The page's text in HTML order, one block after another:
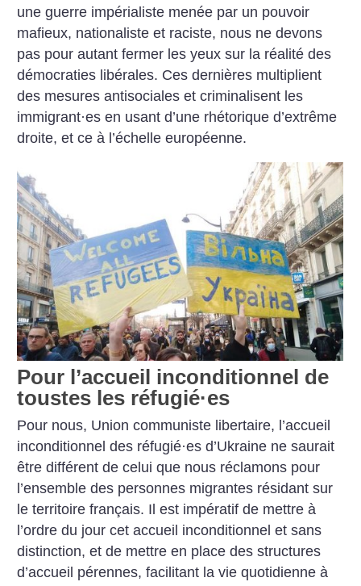
une guerre impérialiste menée par un pouvoir
mafieux, nationaliste et raciste, nous ne devons
pas pour autant fermer les yeux sur la réalité des
démocraties libérales. Ces dernières multiplient
des mesures antisociales et criminalisent les
immigrant·es en usant d’une rhétorique d’extrême
droite, et ce à l’échelle européenne.
Pour l’accueil inconditionnel de
toustes les réfugié·es
Pour nous, Union communiste libertaire, l’accueil
inconditionnel des réfugié·es d’Ukraine ne saurait
être différent de celui que nous réclamons pour
l’ensemble des personnes migrantes résidant sur
le territoire français. Il est impératif de mettre à
l’ordre du jour cet accueil inconditionnel et sans
distinction, et de mettre en place des structures
d’accueil pérennes, facilitant la vie quotidienne à